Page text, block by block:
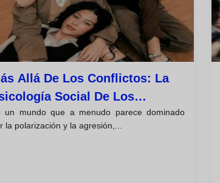
Allá De Los Conflictos: La
Social De Los
Y La Ayuda Humana
un mundo que a menudo parece dominado
la polarización y la agresión,...